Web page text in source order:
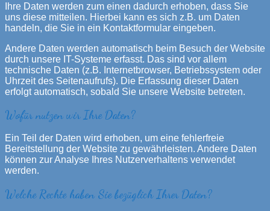
Ihre Daten werden zum einen dadurch erhoben, dass Sie
uns diese mitteilen. Hierbei kann es sich z.B. um Daten
handeln, die Sie in ein Kontaktformular eingeben.
Andere Daten werden automatisch beim Besuch der Website
durch unsere IT-Systeme erfasst. Das sind vor allem
technische Daten (z.B. Internetbrowser, Betriebssystem oder
Uhrzeit des Seitenaufrufs). Die Erfassung dieser Daten
erfolgt automatisch, sobald Sie unsere Website betreten.
Wofür nutzen wir Ihre Daten?
Ein Teil der Daten wird erhoben, um eine fehlerfreie
Bereitstellung der Website zu gewährleisten. Andere Daten
können zur Analyse Ihres Nutzerverhaltens verwendet
werden.
Welche Rechte haben Sie bezüglich Ihrer Daten?